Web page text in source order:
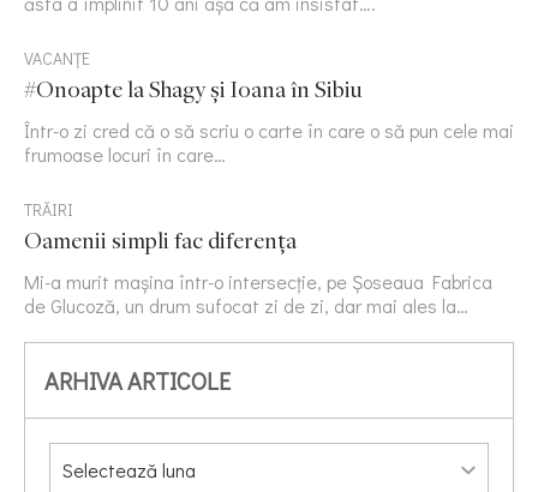
VACANȚE
#Onoapte la Shagy și Ioana în Sibiu
Într-o zi cred că o să scriu o carte în care o să pun cele mai
frumoase locuri în care…
TRĂIRI
Oamenii simpli fac diferența
Mi-a murit mașina într-o intersecție, pe Șoseaua Fabrica
de Glucoză, un drum sufocat zi de zi, dar mai ales la…
ARHIVA ARTICOLE